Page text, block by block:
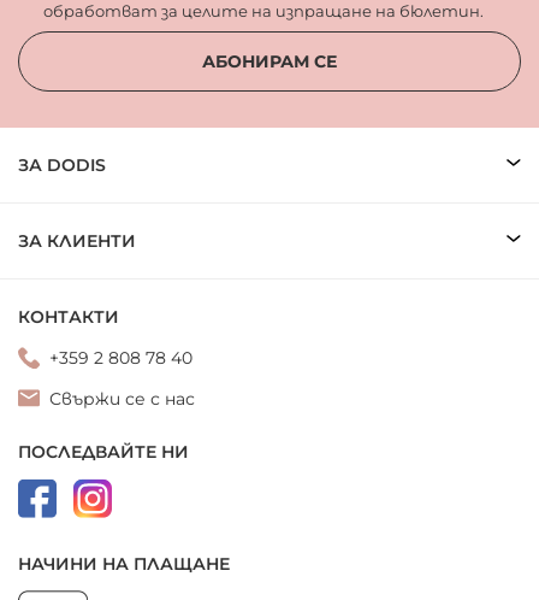
обработват за целите на изпращане на бюлетин.
АБОНИРАМ СЕ
ЗА DODIS
ЗА КЛИЕНТИ
КОНТАКТИ
+359 2 808 78 40
Свържи се с нас
ПОСЛЕДВАЙТЕ НИ
НАЧИНИ НА ПЛАЩАНЕ